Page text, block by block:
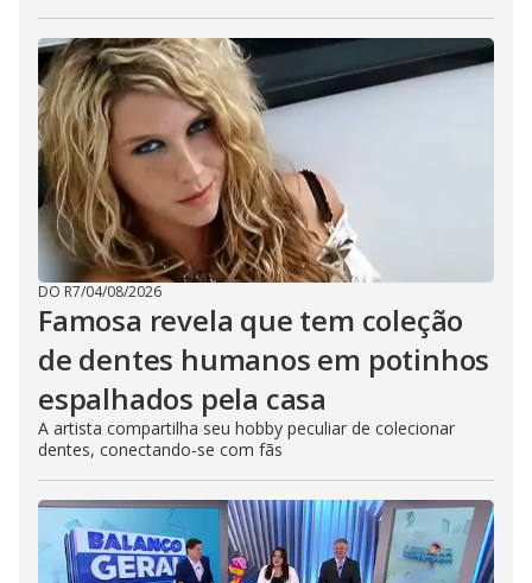
DO R7/04/08/2026
Famosa revela que tem coleção
de dentes humanos em potinhos
espalhados pela casa
A artista compartilha seu hobby peculiar de colecionar
dentes, conectando-se com fãs